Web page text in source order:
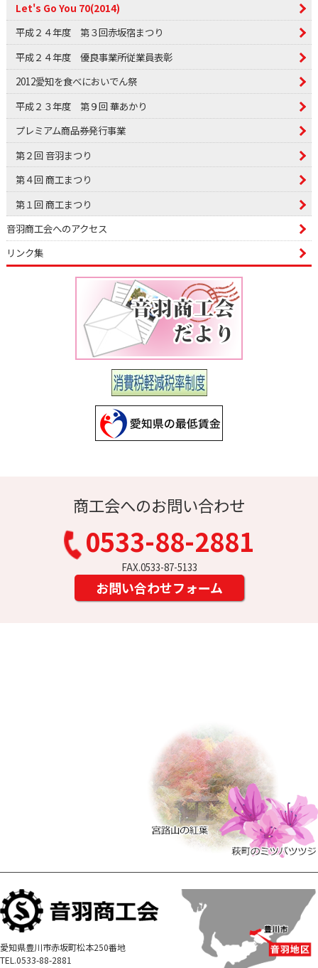
Let's Go You 70(2014)
平成２４年度 第３回赤坂宿まつり
平成２４年度 優良事業所従業員表彰
2012愛知を食べにおいでん祭
平成２３年度 第９回 華あかり
プレミアム商品券発行事業
第２回 音羽まつり
第４回 商工まつり
第１回 商工まつり
音羽商工会へのアクセス
リンク集
商工会へのお問い合わせ
0533-88-2881
FAX.0533-87-5133
お問い合わせフォーム
愛知県豊川市赤坂町松本250番地
TEL.0533-88-2881